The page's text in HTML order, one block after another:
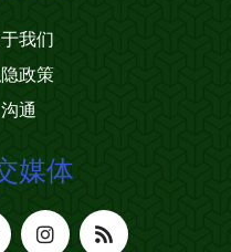
我们
政策
沟通
媒体